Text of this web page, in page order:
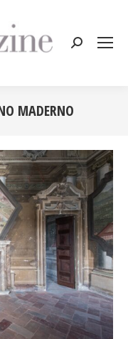
Cerca:
MADERNO